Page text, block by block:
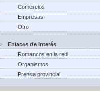
Comercios
Empresas
Otro
Enlaces de Interés
Romancos en la red
Organismos
Prensa provincial